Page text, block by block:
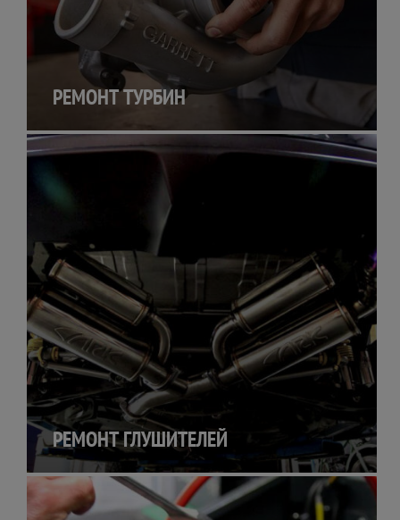
РЕМОНТ ТУРБИН
РЕМОНТ ГЛУШИТЕЛЕЙ